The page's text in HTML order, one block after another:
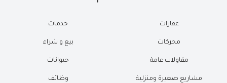
عقارات
محركات
مقاولات عامة
مشاريع صغيرة ومنزلية
خدمات
بيع و شراء
حيوانات
وظائف